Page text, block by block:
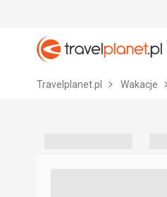
Travelplanet.pl
Travelplanet.pl Wakacje